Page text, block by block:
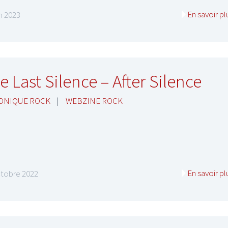
2023 En savoir
Last Silence – After Silence
ROCK | WEBZINE ROCK
2022 En savoir
2025 !!!
The Covers !!!